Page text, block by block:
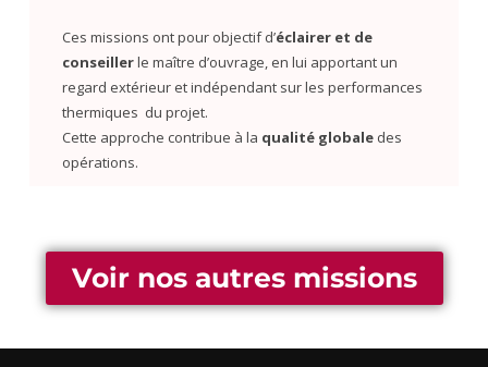
Ces missions ont pour objectif d’éclairer et de
conseillerle maître d’ouvrage, en lui apportant un
regard extérieur et indépendant sur les performances
thermiques du projet.
Cette approche contribue à la qualité globaledes
opérations.
Voir nos autres missions